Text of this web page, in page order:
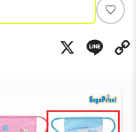
い
ね
X